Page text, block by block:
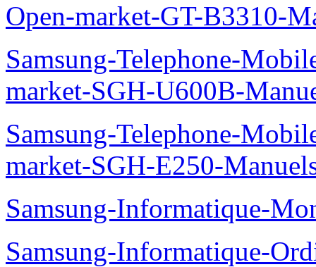
Open-market-GT-B3310-
Samsung-Telephone-
market-SGH-U600B-
Samsung-Telephone-
market-SGH-E250-
Samsung-Informatique-
Samsung-Informatique-